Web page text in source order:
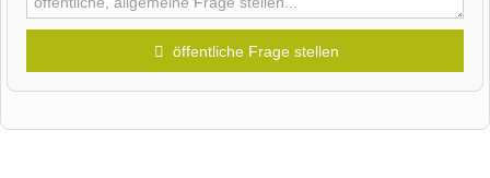
öffentliche Frage stellen